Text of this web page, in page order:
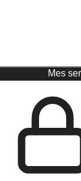
Mes